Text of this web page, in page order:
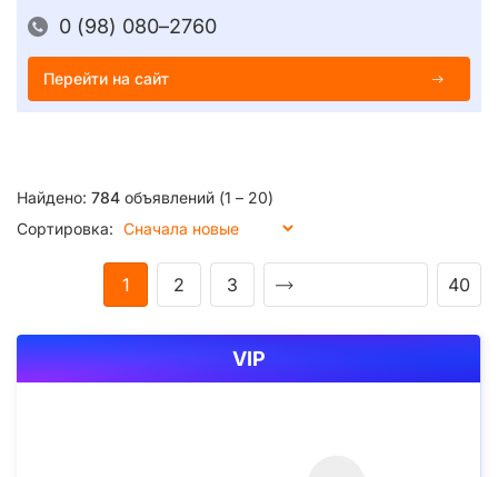
0 (98) 080–2760
Перейти на сайт
Сортировка:
Найдено: 784 объявлений (1 – 20)
1 2 3 40
VIP